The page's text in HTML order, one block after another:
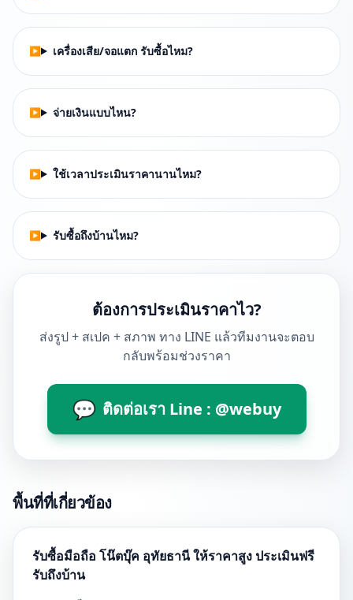
เครื่องเสีย/จอแตก รับซื้อไหม?
จ่ายเงินแบบไหน?
ใช้เวลาประเมินราคานานไหม?
รับซื้อถึงบ้านไหม?
ต้องการประเมินราคาไว?
ส่งรูป + สเปค + สภาพ ทาง LINE แล้วทีมงานจะตอบ
กลับพร้อมช่วงราคา
💬 ติดต่อเรา Line : @webuy
พื้นที่ที่เกี่ยวข้อง
รับซื้อมือถือ โน๊ตบุ๊ค อุทัยธานี ให้ราคาสูง ประเมินฟรี
รับถึงบ้าน